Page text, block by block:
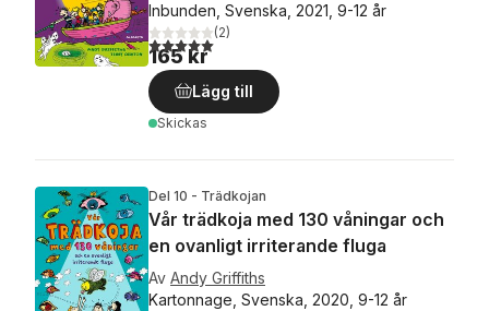
Inbunden, Svenska, 2021, 9-12 år
5,0utav 5 stjärnor. Totalt antal röster:
(2)
165 kr
Lägg till
Skickas
Del 10 - Trädkojan
Vår trädkoja med 130 våningar och
en ovanligt irriterande fluga
Av Andy Griffiths
Kartonnage, Svenska, 2020, 9-12 år